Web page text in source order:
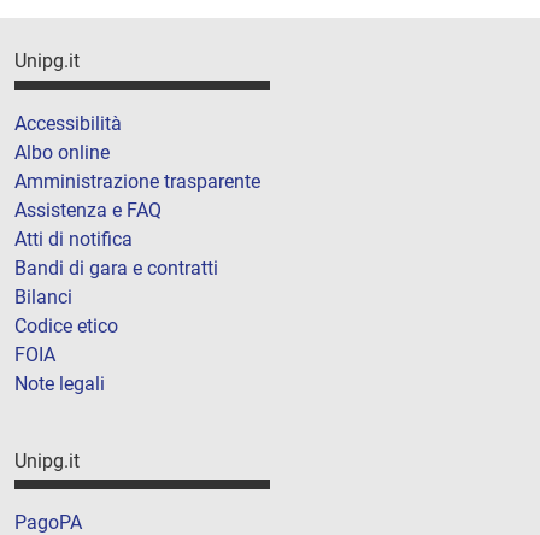
Unipg.it
Accessibilità
Albo online
Amministrazione trasparente
Assistenza e FAQ
Atti di notifica
Bandi di gara e contratti
Bilanci
Codice etico
FOIA
Note legali
Unipg.it
PagoPA